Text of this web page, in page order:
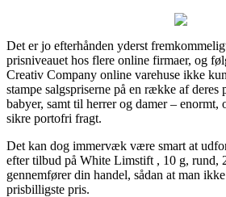
Det er jo efterhånden yderst
prisniveauet hos flere online firmaer, og
Creativ Company online varehuse ikke
stampe salgspriserne på en række af
babyer, samt til herrer og damer – enormt,
sikre portofri fragt.
Det kan dog immervæk være smart at
efter tilbud på White Limstift , 10 g, rund,
gennemfører din handel, sådan at man
prisbilligste pris.